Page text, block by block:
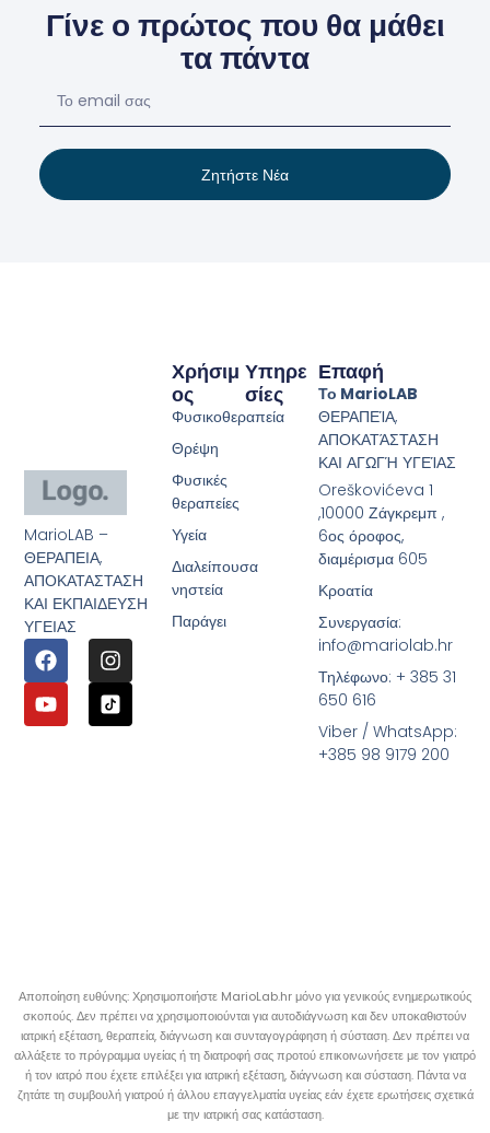
Γίνε ο πρώτος που θα μάθει
τα πάντα
Ζητήστε Νέα
MarioLAB –
ΘΕΡΑΠΕΙΑ,
ΑΠΟΚΑΤΑΣΤΑΣΗ
ΚΑΙ ΕΚΠΑΙΔΕΥΣΗ
ΥΓΕΙΑΣ
Υπηρε
Σίες
Χρήσιμ
Ος
Φυσικοθεραπεία
Θρέψη
Φυσικές
θεραπείες
Υγεία
Διαλείπουσα
νηστεία
Παράγει
Επαφή
Το MarioLAB
ΘΕΡΑΠΕΊΑ,
ΑΠΟΚΑΤΆΣΤΑΣΗ
ΚΑΙ ΑΓΩΓΉ ΥΓΕΊΑΣ
Oreškovićeva 1
,10000 Ζάγκρεμπ ,
6ος όροφος,
διαμέρισμα 605
Κροατία
Συνεργασία:
info@mariolab.hr
Τηλέφωνο: + 385 31
650 616
Viber / WhatsApp:
+385 98 9179 200
Αποποίηση ευθύνης: Χρησιμοποιήστε MarioLab.hr μόνο για γενικούς ενημερωτικούς
σκοπούς. Δεν πρέπει να χρησιμοποιούνται για αυτοδιάγνωση και δεν υποκαθιστούν
ιατρική εξέταση, θεραπεία, διάγνωση και συνταγογράφηση ή σύσταση. Δεν πρέπει να
αλλάξετε το πρόγραμμα υγείας ή τη διατροφή σας προτού επικοινωνήσετε με τον γιατρό
ή τον ιατρό που έχετε επιλέξει για ιατρική εξέταση, διάγνωση και σύσταση. Πάντα να
ζητάτε τη συμβουλή γιατρού ή άλλου επαγγελματία υγείας εάν έχετε ερωτήσεις σχετικά
με την ιατρική σας κατάσταση.